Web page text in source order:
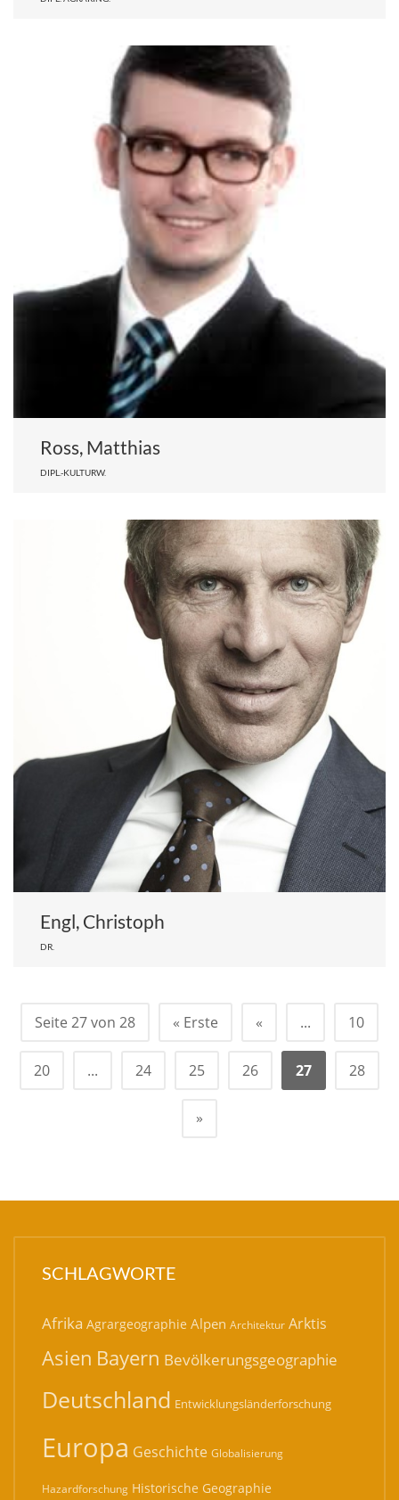
Ross, Matthias
DIPL.-KULTURW.
Engl, Christoph
DR.
Seite 27 von 28 « Erste « ... 10
20 ... 24 25 26 27 28
»
SCHLAGWORTE
Afrika Agrargeographie Alpen Architektur Arktis
Asien Bayern Bevölkerungsgeographie
Deutschland Entwicklungsländerforschung
Europa Geschichte Globalisierung
Hazardforschung Historische Geographie